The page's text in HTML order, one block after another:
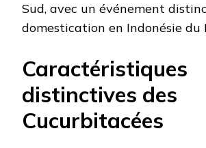
Sud, avec un événement
domestication en Indonésie du
Caractéristiques
distinctives des
Cucurbitacées